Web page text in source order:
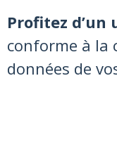
Profitez
conforme à la
données de